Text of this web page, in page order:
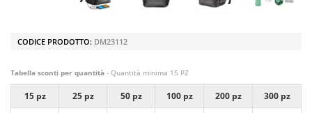
CODICE PRODOTTO: DM23112
Tabella sconti per quantità - Quantità minima 15 PZ
15 pz 25 pz 50 pz 100 pz 200 pz
300 pz